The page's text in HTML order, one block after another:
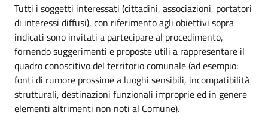
Tutti i soggetti interessati (cittadini, associazioni, portatori
di interessi diffusi), con riferimento agli obiettivi sopra
indicati sono invitati a partecipare al procedimento,
fornendo suggerimenti e proposte utili a rappresentare il
quadro conoscitivo del territorio comunale (ad esempio:
fonti di rumore prossime a luoghi sensibili, incompatibilità
strutturali, destinazioni funzionali improprie ed in genere
elementi altrimenti non noti al Comune).